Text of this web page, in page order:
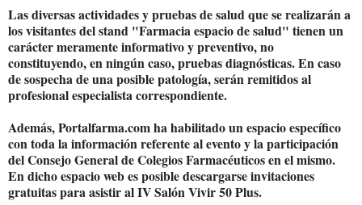
Las diversas actividades y pruebas de salud que se realizarán a
los visitantes del stand "Farmacia espacio de salud" tienen un
carácter meramente informativo y preventivo, no
constituyendo, en ningún caso, pruebas diagnósticas. En caso
de sospecha de una posible patología, serán remitidos al
profesional especialista correspondiente.
Además, Portalfarma.com ha habilitado un espacio específico
con toda la información referente al evento y la participación
del Consejo General de Colegios Farmacéuticos en el mismo.
En dicho espacio web es posible descargarse invitaciones
gratuitas para asistir al IV Salón Vivir 50 Plus.